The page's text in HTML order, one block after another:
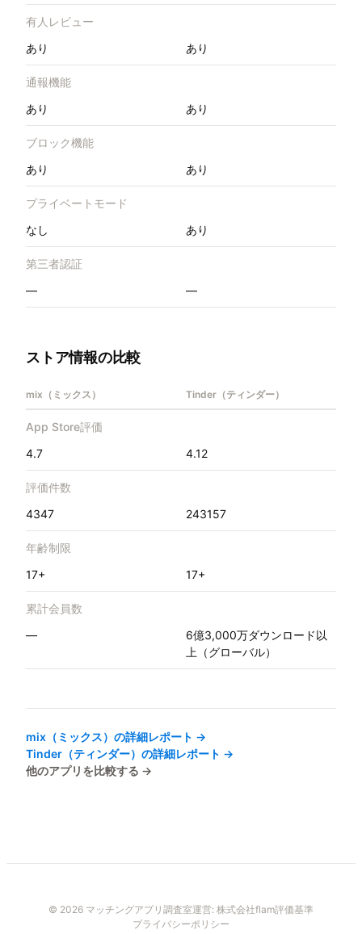
有人レビュー
あり
あり
通報機能
あり
あり
ブロック機能
あり
あり
プライベートモード
なし
あり
第三者認証
—
—
ストア情報の比較
mix（ミックス） Tinder（ティンダー）
App Store評価
4.7
4.12
評価件数
4347
243157
年齢制限
17+
17+
累計会員数
—
6億3,000万ダウンロード以
上（グローバル）
mix（ミックス） の詳細レポート →
Tinder（ティンダー） の詳細レポート →
他のアプリを比較する →
© 2026 マッチングアプリ調査室運営: 株式会社flam評価基準
プライバシーポリシー